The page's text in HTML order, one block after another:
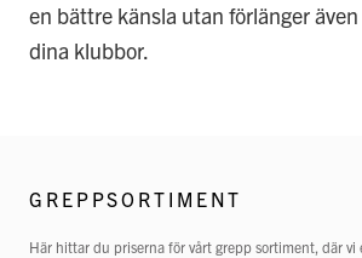
en bättre känsla utan förlänger
dina klubbor.
GREPPSORTIMENT
Här hittar du priserna för vårt grepp sortiment, där vi